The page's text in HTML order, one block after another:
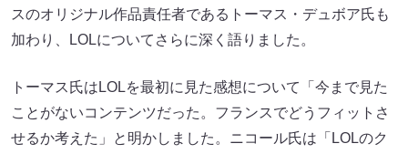
スのオリジナル作品責任者であるトーマス・デュボア氏も
加わり、LOLについてさらに深く語りました。
トーマス氏はLOLを最初に見た感想について「今まで見た
ことがないコンテンツだった。フランスでどうフィットさ
せるか考えた」と明かしました。ニコール氏は「LOLのク